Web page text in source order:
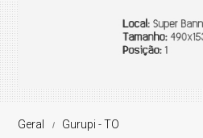
Geral Gurupi - TO